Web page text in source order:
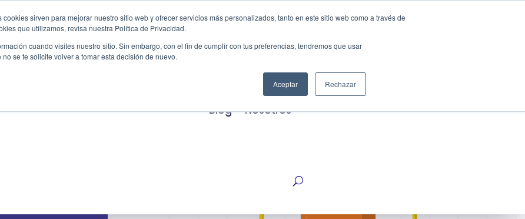
sirven para mejorar nuestro sitio web y ofrecer servicios más personalizados, tanto en este sitio web como a través de
que utilizamos, revisa nuestra Política de Privacidad.
cuando visites nuestro sitio. Sin embargo, con el fin de cumplir con tus preferencias, tendremos que usar
se te solicite volver a tomar esta decisión de nuevo.
Aceptar Rechazar
Productos
Blog Nosotros
Cotiza ahora
origen
y